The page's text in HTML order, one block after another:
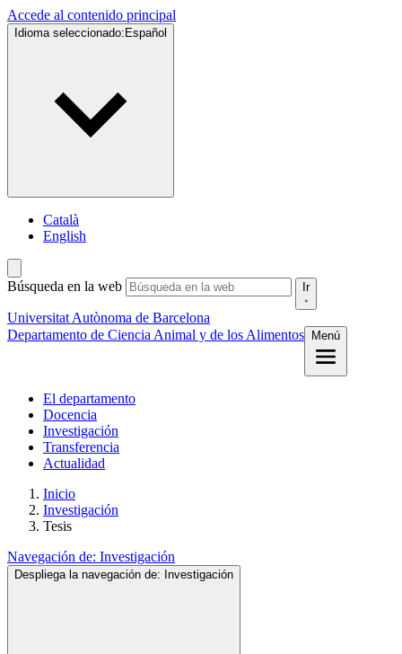
Accede al contenido principal
Idioma seleccionado: Español
Català
English
Búsqueda en la web Ir
Universitat Autònoma de Barcelona
Departamento de Ciencia Animal y de los Alimentos
Menú
El departamento
Docencia
Investigación
Transferencia
Actualidad
Inicio
Investigación
Tesis
Navegación de: Investigación
Despliega la navegación de: Investigación